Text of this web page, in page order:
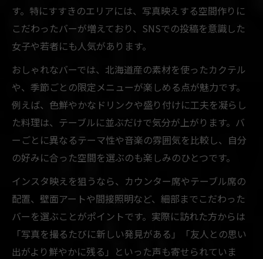
す。特にすすきのエリアには、写真映えする空間作りに
こだわったバーが増えており、SNSでの投稿を意識した
女子や若者にも人気があります。
おしゃれなバーでは、北海道産の素材を使ったカクテル
や、季節ごとの限定メニューが楽しめる点が魅力です。
例えば、色鮮やかなドリンクや盛り付けに工夫を凝らし
た料理は、テーブルに並ぶだけで気分が上がります。バ
ーごとに異なるテーマ性や音楽の雰囲気を比較し、自分
の好みに合った空間を選ぶのも楽しみのひとつです。
インスタ映えを狙うなら、カウンター席やテーブル席の
配置、壁面アートや間接照明など、細部までこだわった
バーを選ぶことがポイントです。実際に訪れた方からは
「写真を撮るたびに新しい発見がある」「友人との思い
出がより鮮やかに残る」といった声も寄せられていま